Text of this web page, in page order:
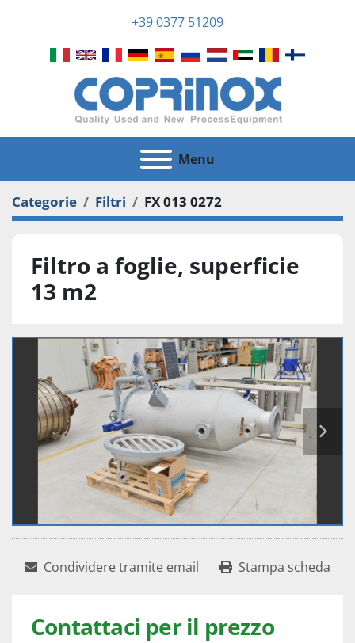
+39 0377 51209
Menu
Categorie Filtri FX 013 0272
Filtro a foglie, superficie
13 m2
Condividere tramite email Stampa scheda
Contattaci per il prezzo